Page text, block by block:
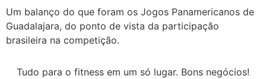
Um balanço do que foram os Jogos Panamericanos de
Guadalajara, do ponto de vista da participação
brasileira na competição.
Tudo para o fitness em um só lugar. Bons negócios!